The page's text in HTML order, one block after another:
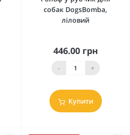
собак DogsBomba,
ліловий
446.00 грн
- +
Купити